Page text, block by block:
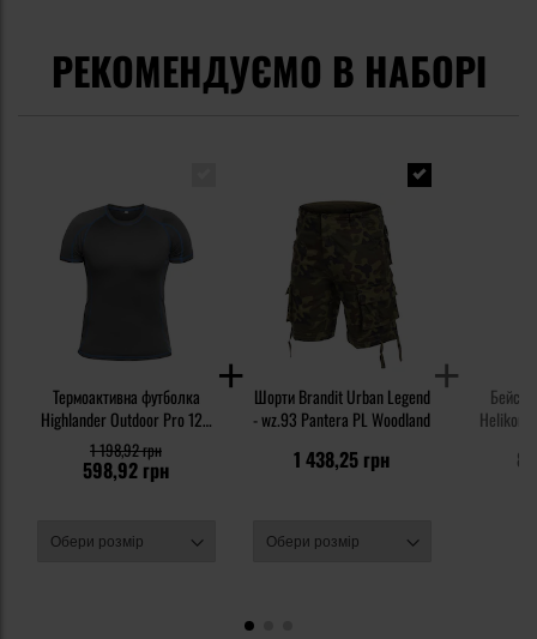
РЕКОМЕНДУЄМО В НАБОРІ
Термоактивна футболка
Highlander Outdoor Pro 120
Base Layer - Grey
598,92 грн
1 198,92 грн
Шорти Brandit Urban Legend
- wz.93 Pantera PL Woodland
1 438,25 грн
Helikon-